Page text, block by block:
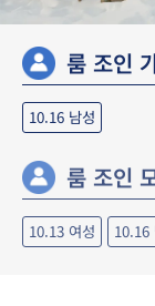
룸 조인
10.16 남성
룸 조인
10.13 여성 10.16